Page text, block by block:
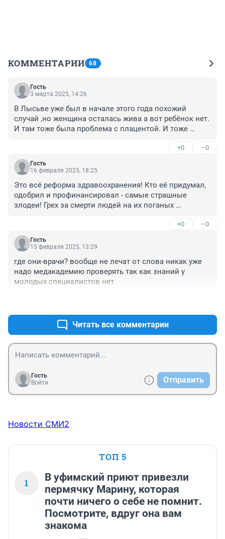
КОММЕНТАРИИ 68
Гость
3 марта 2025, 14:26
В Лысьве уже был в начале этого года похожий
случай ,но женщина осталась жива а вот ребёнок нет.
И там тоже была проблема с плацентой. И тоже
результат ребёнок который должен был родиться....
мёртв.
+0 –0
Гость
16 февраля 2025, 18:25
Это всё реформа здравоохранения! Кто её придумал,
одобрил и профинансировал - самые страшные
злодеи! Грех за смерти людей на их поганых
+0 –0
Гость
15 февраля 2025, 13:29
где они-врачи? вообще не лечат от слова никак уже
надо медакадемию проверять так как знаний у
молодых специалистов нет
Читать все комментарии
Гость
Войти
Отправить
Новости СМИ2
ТОП 5
1
В уфимский приют привезли
пермячку Марину, которая
почти ничего о себе не помнит.
Посмотрите, вдруг она вам
знакома